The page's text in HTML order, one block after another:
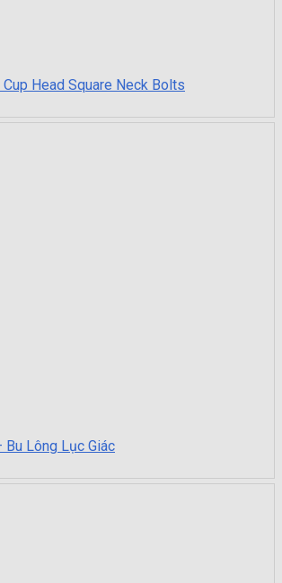
Head Square Neck Bolts
Lông Lục Giác